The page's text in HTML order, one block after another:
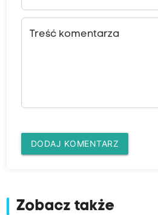
Treść komentarza
DODAJ KOMENTARZ
Zobacz także